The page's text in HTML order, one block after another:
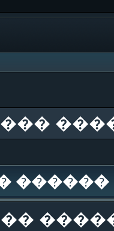
���
������